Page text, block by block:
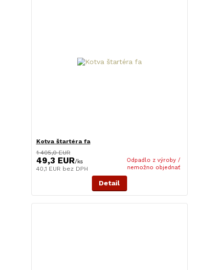
Kotva štartéra fa
1 405,0 EUR
49,3 EUR/ks
40,1 EUR bez DPH
Odpadlo z výroby /
nemožno objednať
Detail